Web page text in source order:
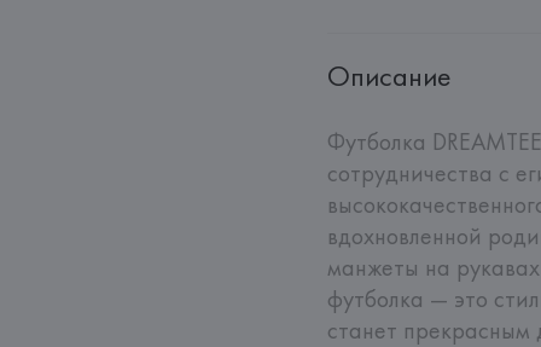
Описание
Футболка
сотрудничества с
вдохновленной
манжеты на
футболка — это
станет прекрасным